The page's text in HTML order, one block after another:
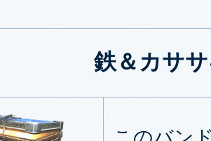
鉄＆カサ